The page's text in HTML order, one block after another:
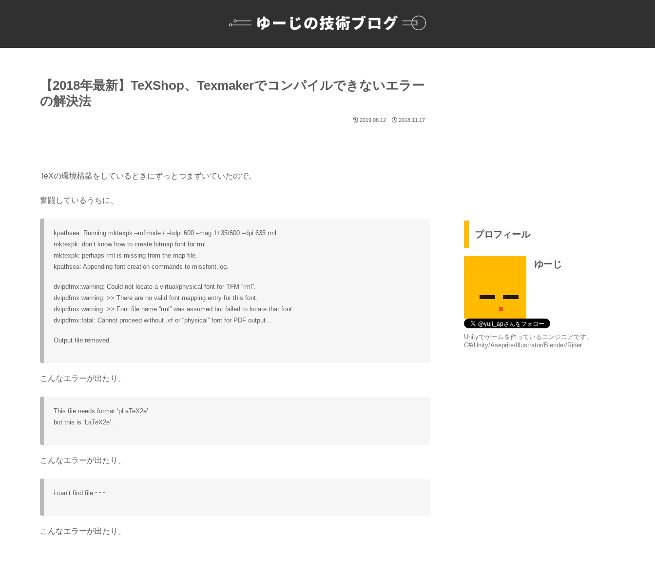
【2018年最新】TeXShop、Texmakerでコンパイルできないエラー
の解決法
2019.08.12 2018.11.17
TeXの環境構築をしているときにずっとつまずいていたので。
奮闘しているうちに、
kpathsea: Running mktexpk –mfmode / –bdpi 600 –mag 1+35/600 –dpi 635 rml
mktexpk: don’t know how to create bitmap font for rml.
mktexpk: perhaps rml is missing from the map file.
kpathsea: Appending font creation commands to missfont.log.
dvipdfmx:warning: Could not locate a virtual/physical font for TFM “rml”.
dvipdfmx:warning: >> There are no valid font mapping entry for this font.
dvipdfmx:warning: >> Font file name “rml” was assumed but failed to locate that font.
dvipdfmx:fatal: Cannot proceed without .vf or “physical” font for PDF output…
Output file removed.
こんなエラーが出たり、
This file needs format ‘pLaTeX2e’
but this is ‘LaTeX2e’.
こんなエラーが出たり、
i can’t find file ~~~
こんなエラーが出たり。
プロフィール
ゆーじ
Unityでゲームを作っているエンジニアです。
C#/Unity/Aseprite/Illustrator/Blender/Rider